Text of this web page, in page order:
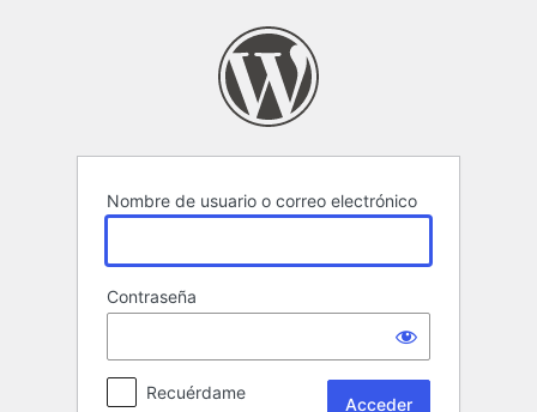
Nombre de usuario o correo electrónico
Contraseña
Recuérdame